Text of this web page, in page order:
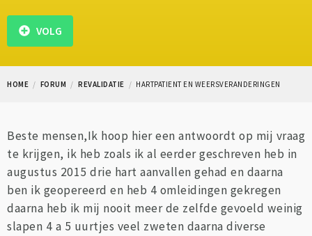
VOLG
HOME FORUM REVALIDATIE HARTPATIENT EN WEERSVERANDERINGEN
Beste mensen,Ik hoop hier een antwoordt op mij vraag
te krijgen, ik heb zoals ik al eerder geschreven heb in
augustus 2015 drie hart aanvallen gehad en daarna
ben ik geopereerd en heb 4 omleidingen gekregen
daarna heb ik mij nooit meer de zelfde gevoeld weinig
slapen 4 a 5 uurtjes veel zweten daarna diverse